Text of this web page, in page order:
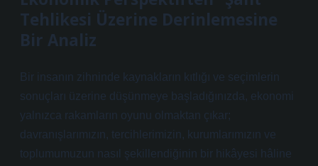
Tehlikesi Üzerine Derinlemesine
Bir Analiz
Bir insanın zihninde kaynakların kıtlığı ve seçimlerin
sonuçları üzerine düşünmeye başladığınızda, ekonomi
yalnızca rakamların oyunu olmaktan çıkar;
davranışlarımızın, tercihlerimizin, kurumlarımızın ve
toplumumuzun nasıl şekillendiğinin bir hikâyesi hâline